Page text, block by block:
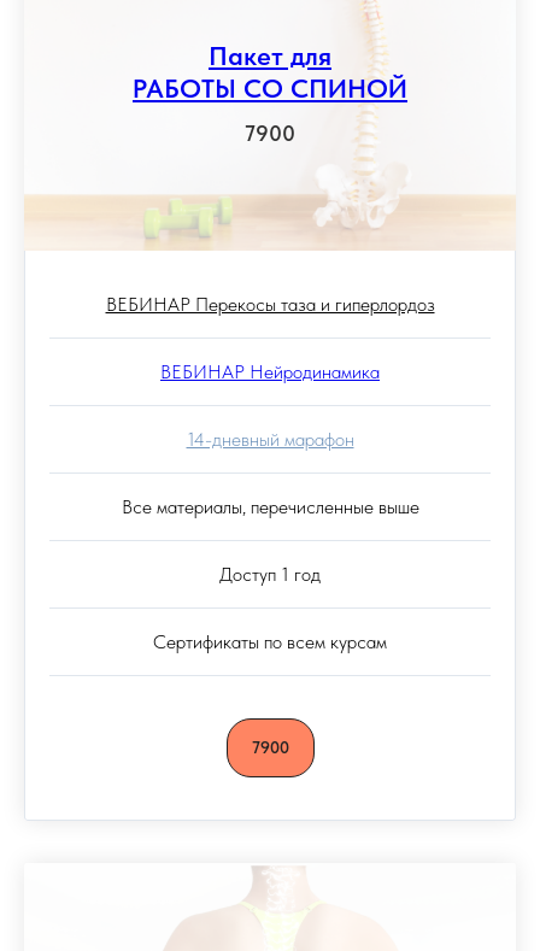
Пакет для
РАБОТЫ СО СПИНОЙ
7900
ВЕБИНАР Перекосы таза и гиперлордоз
ВЕБИНАР Нейродинамика
14-дневный марафон
Все материалы, перечисленные выше
Доступ 1 год
Сертификаты по всем курсам
7900